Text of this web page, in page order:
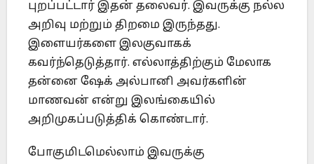
புறப்பட்டார் இதன் தலைவர். இவருக்கு நல்ல
அறிவு மற்றும் திறமை இருந்தது.
இளையர்களை இலகுவாகக்
கவர்ந்தெடுத்தார். எல்லாத்திற்கும் மேலாக
தன்னை ஷேக் அல்பானி அவர்களின்
மாணவன் என்று இலங்கையில்
அறிமுகப்படுத்திக் கொண்டார்.
போகுமிடமெல்லாம் இவருக்கு